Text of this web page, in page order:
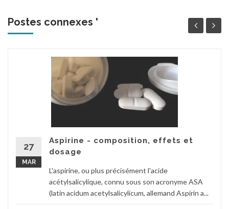
Postes connexes '
27
MAR
Aspirine - composition, effets et
dosage
L'aspirine, ou plus précisément l'acide
acétylsalicylique, connu sous son acronyme ASA
(latin acidum acetylsalicylicum, allemand Aspirin a...